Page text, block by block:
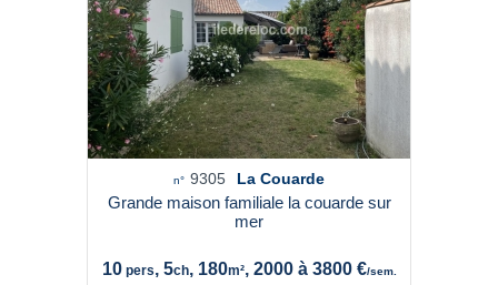
n° 9305 La Couarde
Grande maison familiale la couarde sur
mer
10pers, 5ch, 180m², 2000 à 3800 €/sem.